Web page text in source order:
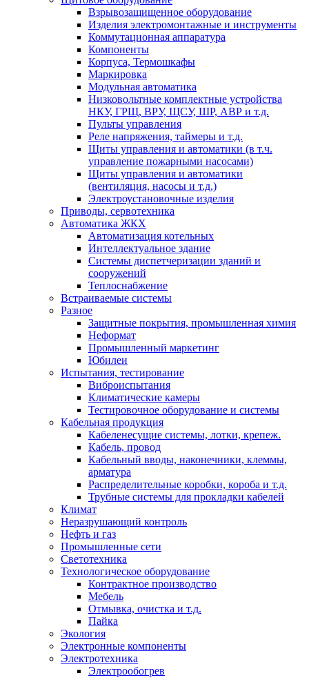
Взрывозащищенное оборудование
Изделия электромонтажные и инструменты
Коммутационная аппаратура
Компоненты
Корпуса, Термошкафы
Маркировка
Модульная автоматика
Низковольтные комплектные устройства
НКУ, ГРЩ, ВРУ, ЩСУ, ШР, АВР и т.д.
Пульты управления
Реле напряжения, таймеры и т.д.
Щиты управления и автоматики (в т.ч.
управление пожарными насосами)
Щиты управления и автоматики
(вентиляция, насосы и т.д.)
Электроустановочные изделия
Приводы, сервотехника
Автоматика ЖКХ
Автоматизация котельных
Интеллектуальное здание
Системы диспетчеризации зданий и
сооружений
Теплоснабжение
Встраиваемые системы
Разное
Защитные покрытия, промышленная химия
Неформат
Промышленный маркетинг
Юбилеи
Испытания, тестирование
Виброиспытания
Климатические камеры
Тестировочное оборудование и системы
Кабельная продукция
Кабеленесущие системы, лотки, крепеж.
Кабель, провод
Кабельный вводы, наконечники, клеммы,
арматура
Распределительные коробки, короба и т.д.
Трубные системы для прокладки кабелей
Климат
Неразрушающий контроль
Нефть и газ
Промышленные сети
Светотехника
Технологическое оборудование
Контрактное производство
Мебель
Отмывка, очистка и т.д.
Пайка
Экология
Электронные компоненты
Электротехника
Электрообогрев